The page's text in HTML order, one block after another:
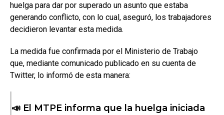
huelga para dar por superado un asunto que estaba
generando conflicto, con lo cual, aseguró, los trabajadores
decidieron levantar esta medida.
La medida fue confirmada por el Ministerio de Trabajo
que, mediante comunicado publicado en su cuenta de
Twitter, lo informó de esta manera:
📣 El MTPE informa que la huelga iniciada